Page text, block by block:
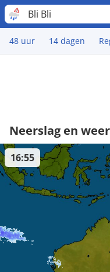
Bli Bli
48 uur 14 dagen
Neerslag en
16:55